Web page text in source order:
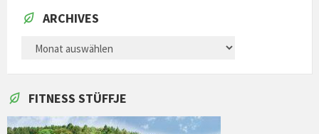
ARCHIVES
ARCHIVES
FITNESS STÜFFJE